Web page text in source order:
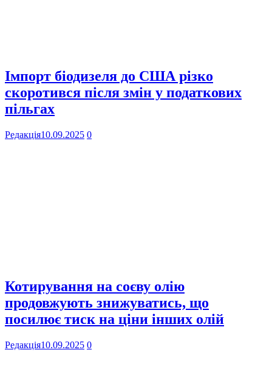
Імпорт біодизеля до США різко
скоротився після змін у податкових
пільгах
Редакція10.09.2025 0
Котирування на соєву олію
продовжують знижуватись, що
посилює тиск на ціни інших олій
Редакція10.09.2025 0